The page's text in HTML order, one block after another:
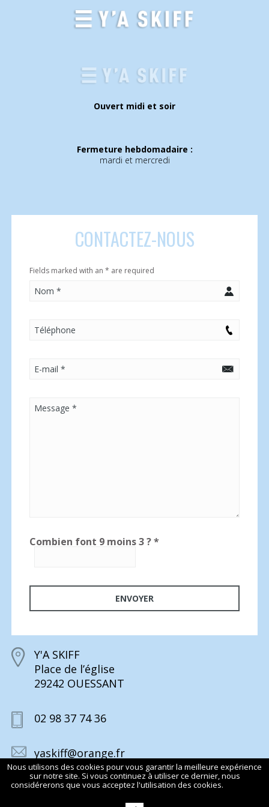
Ouvert midi et soir
Fermeture hebdomadaire :
mardi et mercredi
CONTACTEZ-NOUS
Fields marked with an* are required
Combien font 9 moins 3 ?*
Y'A SKIFF
Place de l’église
29242 OUESSANT
02 98 37 74 36
yaskiff@orange.fr
© 2015 Y’A SKIFF TOUS DROITS RÉSERVÉS
Nous utilisons des cookies pour vous garantir la meilleure expérience
sur notre site. Si vous continuez à utiliser ce dernier, nous
considérerons que vous acceptez l'utilisation des cookies.